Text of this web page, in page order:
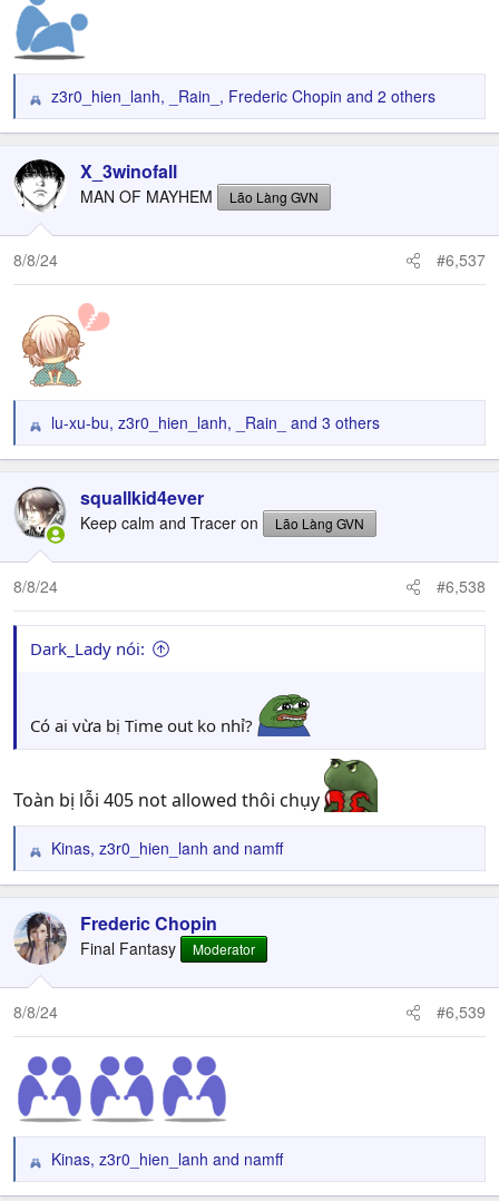
R
e
c
o
n
z3r0_hien_lanh, _Rain_ , Frederic Chopin and 2 others
X_3winofall
MAN OF MAYHEM Lão Làng GVN
8/8/24 #6,537
R
e
c
t
i
o
n
:
lu-xu-bu, z3r0_hien_lanh, _Rain_ and 3 others
squallkid4ever
Keep calm and Tracer on Lão Làng GVN
8/8/24 #6,538
Dark_Lady nói:
Có ai vừa bị Time out ko nhỉ?
Toàn bị lỗi 405 not allowed thôi chụy
R
e
c
t
i
o
n
Kinas, z3r0_hien_lanh and namff
Frederic Chopin
Final Fantasy Moderator
8/8/24 #6,539
R
e
Kinas, z3r0_hien_lanh and namff